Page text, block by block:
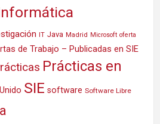
IT Java Madrid Microsoft oferta
de Trabajo – Publicadas en SIE
Prácticas en
SIE software Software Libre